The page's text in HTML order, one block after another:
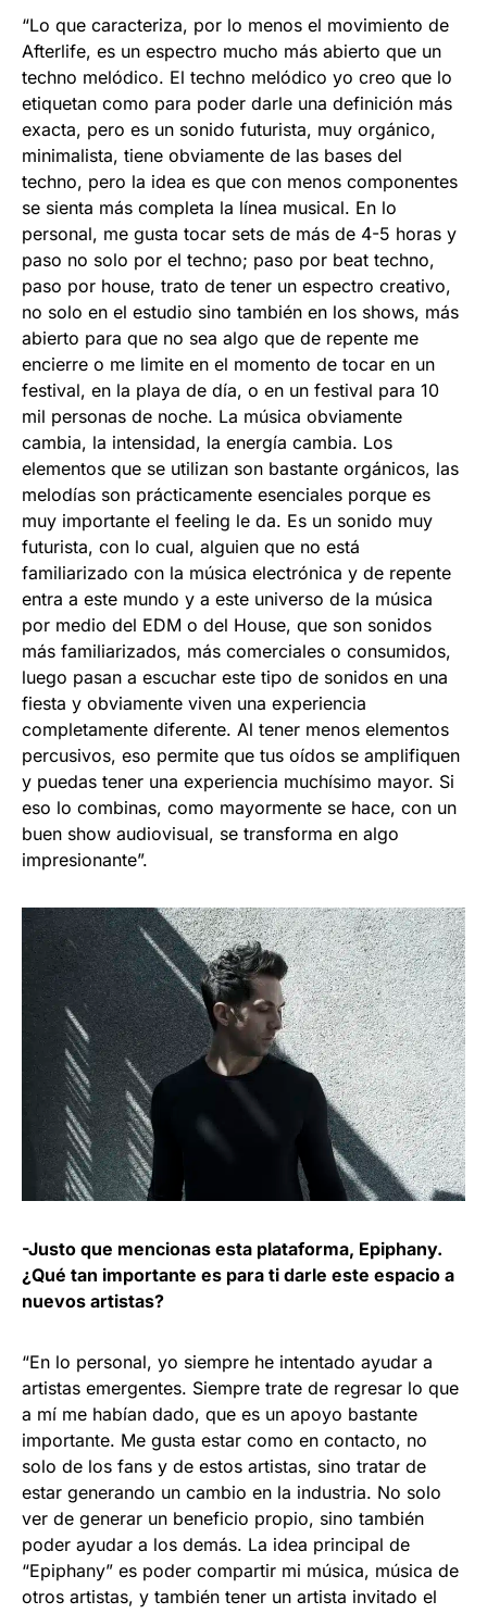
“Lo que caracteriza, por lo menos el movimiento de
Afterlife, es un espectro mucho más abierto que un
techno melódico. El techno melódico yo creo que lo
etiquetan como para poder darle una definición más
exacta, pero es un sonido futurista, muy orgánico,
minimalista, tiene obviamente de las bases del
techno, pero la idea es que con menos componentes
se sienta más completa la línea musical. En lo
personal, me gusta tocar sets de más de 4-5 horas y
paso no solo por el techno; paso por beat techno,
paso por house, trato de tener un espectro creativo,
no solo en el estudio sino también en los shows, más
abierto para que no sea algo que de repente me
encierre o me limite en el momento de tocar en un
festival, en la playa de día, o en un festival para 10
mil personas de noche. La música obviamente
cambia, la intensidad, la energía cambia. Los
elementos que se utilizan son bastante orgánicos, las
melodías son prácticamente esenciales porque es
muy importante el feeling le da. Es un sonido muy
futurista, con lo cual, alguien que no está
familiarizado con la música electrónica y de repente
entra a este mundo y a este universo de la música
por medio del EDM o del House, que son sonidos
más familiarizados, más comerciales o consumidos,
luego pasan a escuchar este tipo de sonidos en una
fiesta y obviamente viven una experiencia
completamente diferente. Al tener menos elementos
percusivos, eso permite que tus oídos se amplifiquen
y puedas tener una experiencia muchísimo mayor. Si
eso lo combinas, como mayormente se hace, con un
buen show audiovisual, se transforma en algo
impresionante”.
-Justo que mencionas esta plataforma, Epiphany.
¿Qué tan importante es para ti darle este espacio a
nuevos artistas?
“En lo personal, yo siempre he intentado ayudar a
artistas emergentes. Siempre trate de regresar lo que
a mí me habían dado, que es un apoyo bastante
importante. Me gusta estar como en contacto, no
solo de los fans y de estos artistas, sino tratar de
estar generando un cambio en la industria. No solo
ver de generar un beneficio propio, sino también
poder ayudar a los demás. La idea principal de
“Epiphany” es poder compartir mi música, música de
otros artistas, y también tener un artista invitado el